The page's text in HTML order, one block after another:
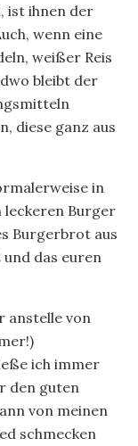
ist ihnen der
wenn eine
weißer Reis
bleibt der
diese ganz aus
in
leckeren Burger
Burgerbrot aus
das euren
anstelle von
ich immer
den guten
von meinen
schmecken